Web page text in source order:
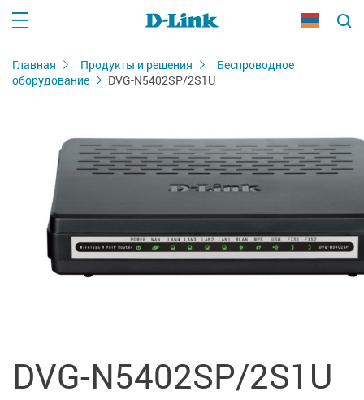
Главная Продукты и решения
Беспроводное
оборудование
DVG-N5402SP/2S1U
DVG-N5402SP/2S1U